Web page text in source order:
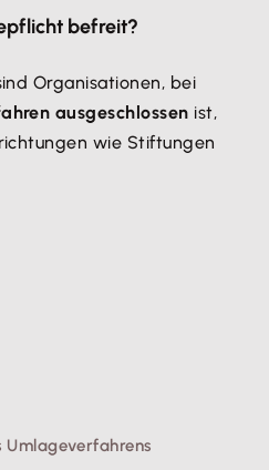
befreit?
Organisationen, bei
ausgeschlossen ist,
wie Stiftungen
Umlageverfahrens